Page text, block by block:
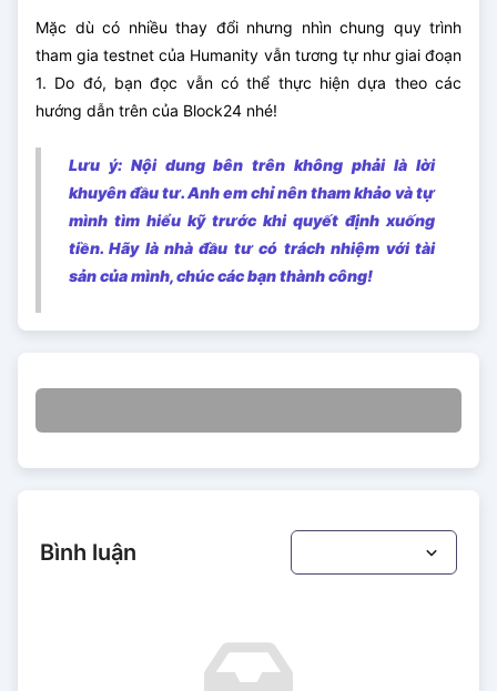
Mặc dù có nhiều thay đổi nhưng nhìn chung quy trình
tham gia testnet của Humanity vẫn tương tự như giai đoạn
1. Do đó, bạn đọc vẫn có thể thực hiện dựa theo các
hướng dẫn trên của Block24 nhé!
Lưu ý: Nội dung bên trên không phải là lời
khuyên đầu tư. Anh em chỉ nên tham khảo và tự
mình tìm hiểu kỹ trước khi quyết định xuống
tiền. Hãy là nhà đầu tư có trách nhiệm với tài
sản của mình, chúc các bạn thành công!
Bình luận